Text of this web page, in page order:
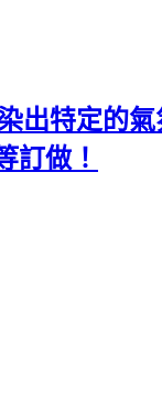
出特定的
訂做！